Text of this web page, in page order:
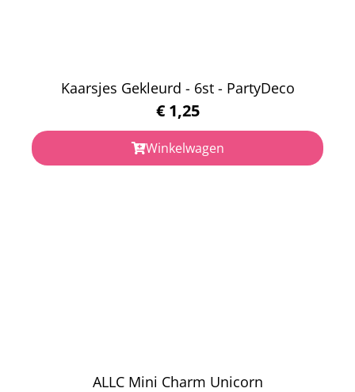
Kaarsjes Gekleurd - 6st - PartyDeco
€1,25
Winkelwagen
ALLC Mini Charm Unicorn